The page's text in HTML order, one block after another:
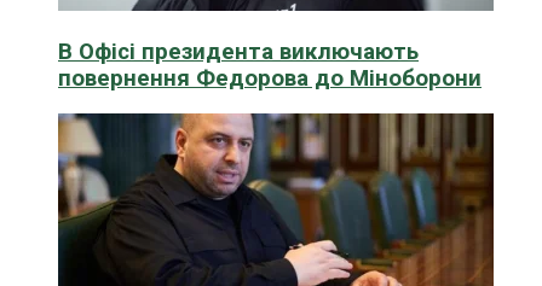
В Офісі президента виключають
повернення Федорова до Міноборони